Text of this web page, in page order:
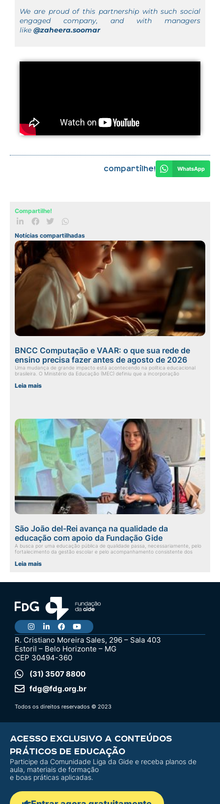
We are proud of this partnership with such social
engaged company, and with managers
like @zaheera.soomar
Compartilhe! WhatsApp
Compartilhe!
Notícias compartilhadas
BNCC Computação e VAAR: o que sua rede de
ensino precisa fazer antes de agosto de 2026
Uma mudança de grande impacto está acontecendo na política educacional
brasileira. O Ministério da Educação (MEC) definiu que a incorporação
Leia mais
São João del-Rei avança na qualidade da
educação com apoio da Fundação Gide
A busca por uma educação pública de qualidade passa, necessariamente, pelo
fortalecimento da gestão escolar e pelo acompanhamento consistente dos
Leia mais
R. Cristiano Moreira Sales, 296 – Sala 403
Estoril – Belo Horizonte – MG
CEP 30494-360
(31) 3507 8800
fdg@fdg.org.br
Todos os direitos reservados © 2023
ACESSO EXCLUSIVO A CONTEÚDOS
PRÁTICOS DE EDUCAÇÃO
Participe da Comunidade Liga da Gide e receba planos de
aula, materiais de formação
e boas práticas aplicadas.